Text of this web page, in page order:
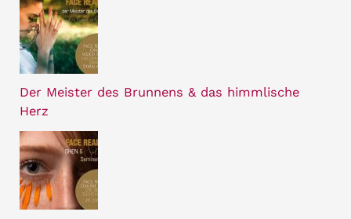
Der Meister des Brunnens & das himmlische
Herz